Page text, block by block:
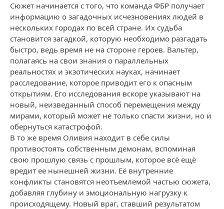
Сюжет начинается с того, что команда ФБР получает
информацию о загадочных исчезновениях людей в
нескольких городах по всей стране. Их судьба
становится загадкой, которую необходимо разгадать
быстро, ведь время не на стороне героев. Вальтер,
полагаясь на свои знания о параллельных
реальностях и экзотических науках, начинает
расследование, которое приводит его к опасным
открытиям. Его исследования вскоре указывают на
новый, неизведанный способ перемещения между
мирами, который может не только спасти жизни, но и
обернуться катастрофой.
В то же время Оливия находит в себе силы
противостоять собственным демонам, вспоминая
свою прошлую связь с прошлым, которое всё ещё
вредит ее нынешней жизни. Её внутренние
конфликты становятся неотъемлемой частью сюжета,
добавляя глубину и эмоциональную нагрузку к
происходящему. Новый враг, ставший результатом